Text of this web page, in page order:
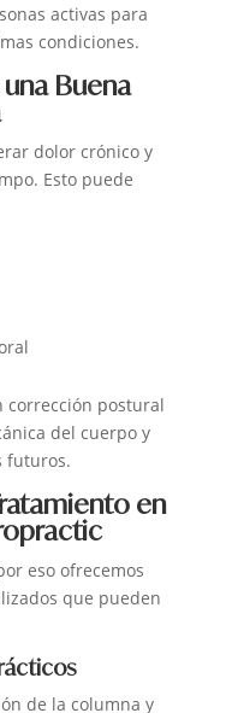
activas para
condiciones.
Buena
dolor crónico y
Esto puede
corrección postural
del cuerpo y
futuros.
en
eso ofrecemos
que pueden
de la columna y